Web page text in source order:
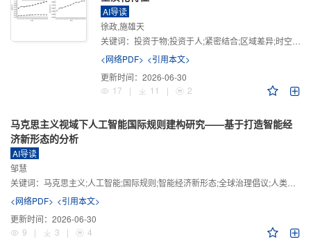
AI导读
徐政,施雄天
关键词： 投资于物;投资于人;紧密结合;区域差异;时空演化
<网络PDF> <引用本文>
更新时间： 2026-06-30
17
| 11 | 2
马克思主义视域下人工智能国际规则建构研究——基于打造智能经
济新形态的分析
AI导读
邹慧
关键词： 马克思主义;人工智能;国际规则;智能经济新形态;全球治理倡议;人类命运共同体
<网络PDF> <引用本文>
更新时间： 2026-06-30
9
| 3 | 4